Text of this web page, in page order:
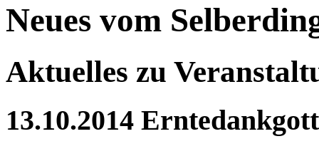
Neues vom
Aktuelles zu
13.10.2014